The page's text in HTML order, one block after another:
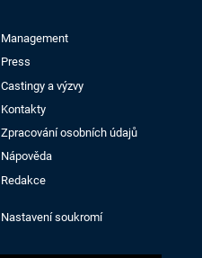
Management
Press
Castingy a výzvy
Kontakty
Zpracování osobních údajů
Nápověda
Redakce
Nastavení soukromí